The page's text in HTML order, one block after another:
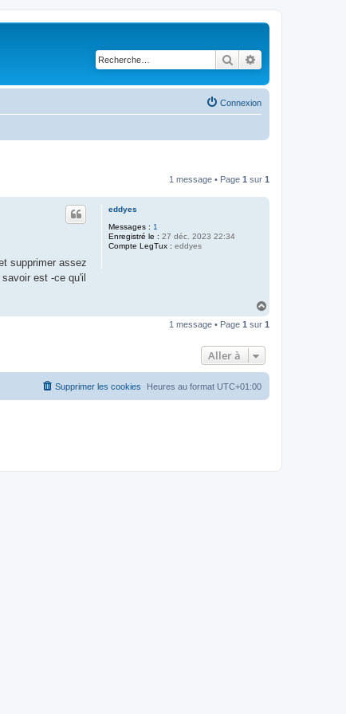
Rechercher
Connexion
1 message • Page 1 sur 1
eddyes
Messages : 1
Enregistré le : 27 déc. 2023 22:34
Compte LegTux : eddyes
supprimer assez
savoir est -ce qu'il
u
1 message • Page 1 sur 1
Aller à
Heures au format UTC+01:00
Supprimer les cookies